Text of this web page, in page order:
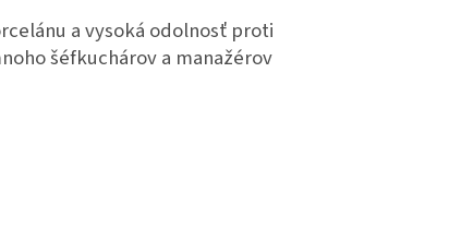
a vysoká odolnosť proti
šéfkuchárov a manažérov